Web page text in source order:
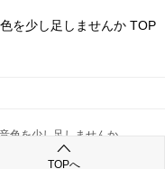
を少し足しませんか TOP
色を少し足しませんか
TOPへ